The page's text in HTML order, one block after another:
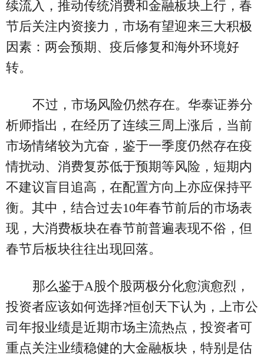
续流入，推动传统消费和金融板块上行，春
节后关注内资接力，市场有望迎来三大积极
因素：两会预期、疫后修复和海外环境好
转。
不过，市场风险仍然存在。华泰证券分
析师指出，在经历了连续三周上涨后，当前
市场情绪较为亢奋，鉴于一季度仍然存在疫
情扰动、消费复苏低于预期等风险，短期内
不建议盲目追高，在配置方向上亦应保持平
衡。其中，结合过去10年春节前后的市场表
现，大消费板块在春节前普遍表现不俗，但
春节后板块往往出现回落。
那么鉴于A股个股两极分化愈演愈烈，
投资者应该如何选择?恒创天下认为，上市公
司年报业绩是近期市场主流热点，投资者可
重点关注业绩稳健的大金融板块，特别是估